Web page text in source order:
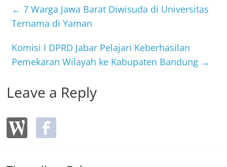
b
o
o
k
← 7 Warga Jawa Barat Diwisuda di Universitas
Ternama di Yaman
Komisi I DPRD Jabar Pelajari Keberhasilan
Pemekaran Wilayah ke Kabupaten Bandung →
Leave a Reply